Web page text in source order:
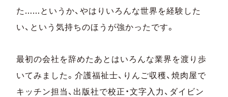
た……というか、やはりいろんな世界を経験した
い、という気持ちのほうが強かったです。
最初の会社を辞めたあとはいろんな業界を渡り歩
いてみました。介護福祉士、りんご収穫、焼肉屋で
キッチン担当、出版社で校正・文字入力、ダイビン